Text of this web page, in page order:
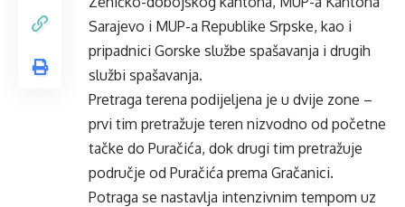
Sarajevo i MUP-a Republike Srpske, kao i
pripadnici Gorske službe spašavanja i drugih
službi spašavanja.
Pretraga terena podijeljena je u dvije zone –
prvi tim pretražuje teren nizvodno od početne
tačke do Puračića, dok drugi tim pretražuje
područje od Puračića prema Gračanici.
Potraga se nastavlja intenzivnim tempom uz